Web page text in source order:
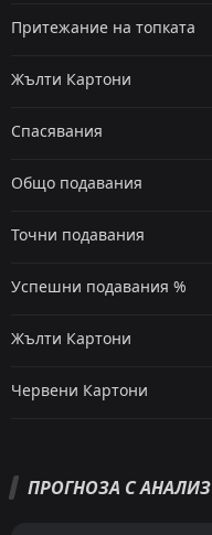
Притежание на топката
Жълти Картони
Спасявания
Общо подавания
Точни подавания
Успешни подавания %
Жълти Картони
Червени Картони
ПРОГНОЗА С АНАЛИЗ